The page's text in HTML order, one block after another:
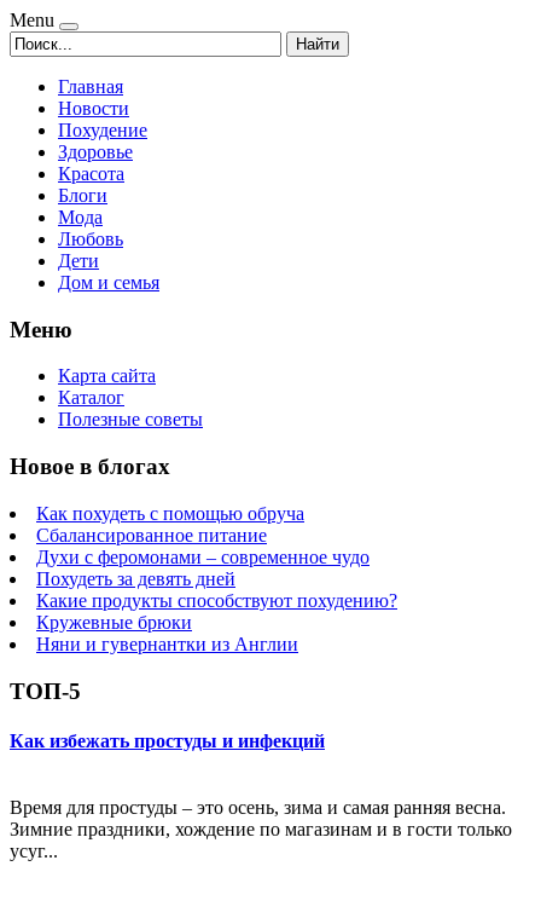
Menu
Найти
Главная
Новости
Похудение
Здоровье
Красота
Блоги
Мода
Любовь
Дети
Дом и семья
Меню
Карта сайта
Каталог
Полезные советы
Новое в блогах
Как похудеть с помощью обруча
Сбалансированное питание
Духи с феромонами – современное чудо
Похудеть за девять дней
Какие продукты способствуют похудению?
Кружевные брюки
Няни и гувернантки из Англии
ТОП-5
Как избежать простуды и инфекций
Время для простуды – это осень, зима и самая ранняя весна.
Зимние праздники, хождение по магазинам и в гости только
усуг...